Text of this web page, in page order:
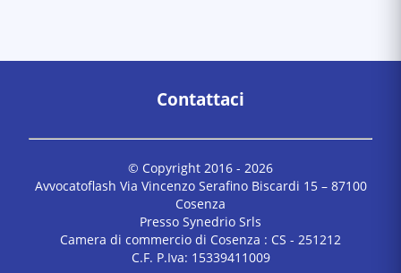
Contattaci
© Copyright 2016 - 2026
Avvocatoflash Via Vincenzo Serafino Biscardi 15 – 87100
Cosenza
Presso Synedrio Srls
Camera di commercio di Cosenza : CS - 251212
C.F. P.Iva: 15339411009